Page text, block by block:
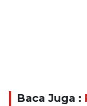
Baca Juga :